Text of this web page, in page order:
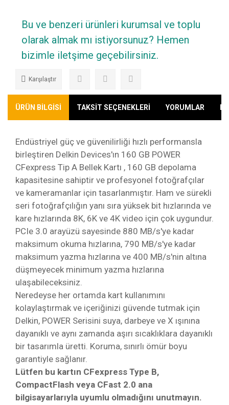
Bu ve benzeri ürünleri kurumsal ve toplu
olarak almak mı istiyorsunuz? Hemen
bizimle iletşime geçebilirsiniz.
Karşılaştır
ÜRÜN BİLGİSİ TAKSİT SEÇENEKLERİ YORUMLAR
Endüstriyel güç ve güvenilirliği hızlı performansla
birleştiren Delkin Devices'ın 160 GB POWER
CFexpress Tip A Bellek Kartı , 160 GB depolama
kapasitesine sahiptir ve profesyonel fotoğrafçılar
ve kameramanlar için tasarlanmıştır. Ham ve sürekli
seri fotoğrafçılığın yanı sıra yüksek bit hızlarında ve
kare hızlarında 8K, 6K ve 4K video için çok uygundur.
PCIe 3.0 arayüzü sayesinde 880 MB/s'ye kadar
maksimum okuma hızlarına, 790 MB/s'ye kadar
maksimum yazma hızlarına ve 400 MB/s'nin altına
düşmeyecek minimum yazma hızlarına
ulaşabileceksiniz.
Neredeyse her ortamda kart kullanımını
kolaylaştırmak ve içeriğinizi güvende tutmak için
Delkin, POWER Serisini suya, darbeye ve X ışınına
dayanıklı ve aynı zamanda aşırı sıcaklıklara dayanıklı
bir tasarımla üretti. Koruma, sınırlı ömür boyu
garantiyle sağlanır.
Lütfen bu kartın CFexpress Type B,
CompactFlash veya CFast 2.0 ana
bilgisayarlarıyla uyumlu olmadığını unutmayın.